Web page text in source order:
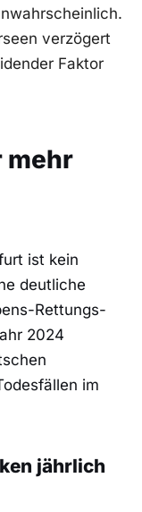
verzögert
Faktor
mehr
ist kein
deutliche
Rettungs-
2024
im
jährlich